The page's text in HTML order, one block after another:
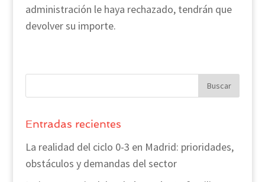
administración le haya rechazado, tendrán que
devolver su importe.
Entradas recientes
La realidad del ciclo 0-3 en Madrid: prioridades,
obstáculos y demandas del sector